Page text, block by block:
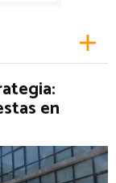
en